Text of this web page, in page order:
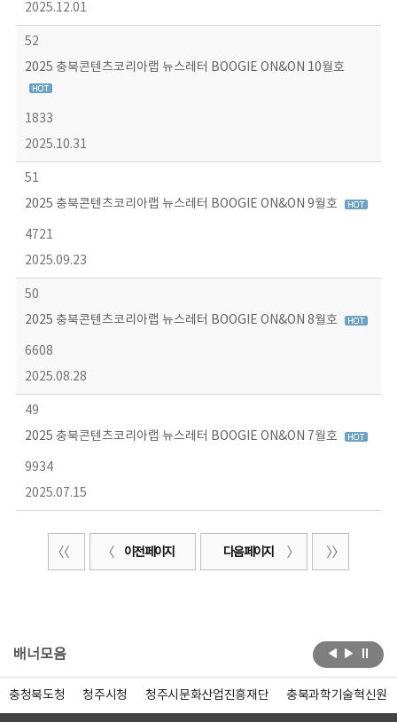
2025.12.01
52
2025 충북콘텐츠코리아랩 뉴스레터 BOOGIE ON&ON 10월호
1833
2025.10.31
51
2025 충북콘텐츠코리아랩 뉴스레터 BOOGIE ON&ON 9월호
4721
2025.09.23
50
2025 충북콘텐츠코리아랩 뉴스레터 BOOGIE ON&ON 8월호
6608
2025.08.28
49
2025 충북콘텐츠코리아랩 뉴스레터 BOOGIE ON&ON 7월호
9934
2025.07.15
이전 페이지 다음 페이지
배너모음
충청북도청 청주시청 청주시문화산업진흥재단 충북과학기술혁신원